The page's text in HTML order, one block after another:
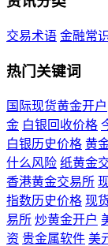
交易术语 金融常
热门关键词
国际现货黄金开户
金 白银回收价格
白银历史价格 黄
什么风险 纸黄金
香港黄金交易所
指数历史价格 现
易所 炒黄金开户
资 贵金属软件 美